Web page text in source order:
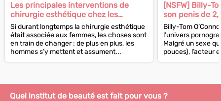
Les principales interventions de
chirurgie esthétique chez les
hommes
Si durant longtemps la chirurgie esthétique
était associée aux femmes, les choses sont
en train de changer : de plus en plus, les
hommes s’y mettent et assument...
[NSFW] Billy-
son penis de
péniplastie
Billy-Tom
l’univers
Malgré un sexe
pouces), l’acteur
Quel institut de beauté est fait pour vous ?